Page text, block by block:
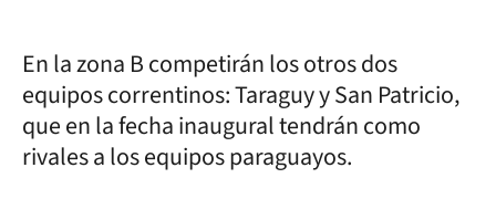
En la zona B competirán los otros dos
equipos correntinos: Taraguy y San Patricio,
que en la fecha inaugural tendrán como
rivales a los equipos paraguayos.